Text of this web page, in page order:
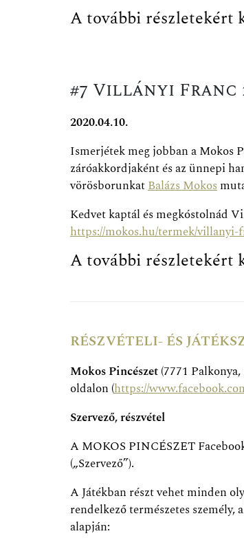
A további részletekért
#7 Villányi Franc
2020.04.10.
Ismerjétek meg jobban a Mokos
záróakkordjaként és az ünnepi
vörösborunkatBalázs Mokos
Kedvet kaptál és megkóstolnád
https://mokos.hu/termek/villanyi-
A további részletekért
RÉSZVÉTELI- ÉS
Mokos Pincészet(7771
oldalon (https://
Szervező, részvétel
A MOKOS PINCÉSZET
(„Szervező”).
A Játékban részt vehet minden
rendelkező természetes személy,
alapján: